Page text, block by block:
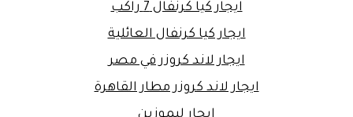
ايجار كيا كرنفال 7 راكب
ايجار كيا كرنفال العائلية
ايجار لاند كروزر في مصر
ايجار لاند كروزر مطار القاهرة